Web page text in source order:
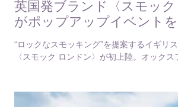
英国発ブランド〈スモック
がポップアップイベントを
“ロックなスモッキング”を提案するイギリ
〈スモック ロンドン〉が初上陸。オック